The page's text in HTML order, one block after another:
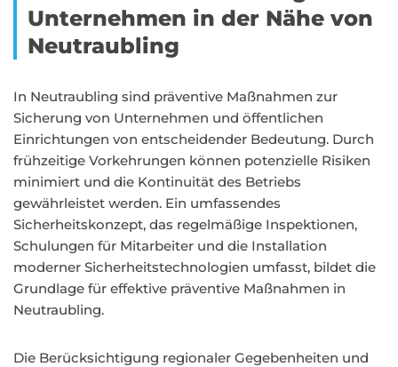
Unternehmen in der Nähe von
Neutraubling
In Neutraubling sind präventive Maßnahmen zur
Sicherung von Unternehmen und öffentlichen
Einrichtungen von entscheidender Bedeutung. Durch
frühzeitige Vorkehrungen können potenzielle Risiken
minimiert und die Kontinuität des Betriebs
gewährleistet werden. Ein umfassendes
Sicherheitskonzept, das regelmäßige Inspektionen,
Schulungen für Mitarbeiter und die Installation
moderner Sicherheitstechnologien umfasst, bildet die
Grundlage für effektive präventive Maßnahmen in
Neutraubling.
Die Berücksichtigung regionaler Gegebenheiten und